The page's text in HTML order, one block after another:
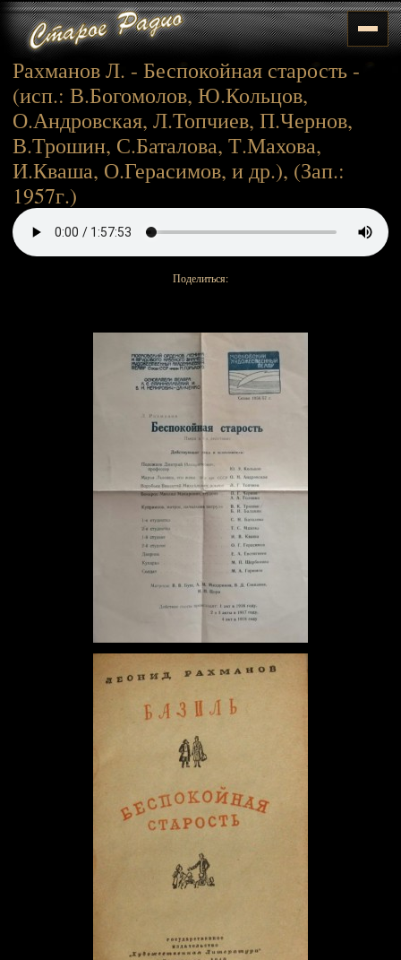
Рахманов Л. - Беспокойная старость -
(исп.: В.Богомолов, Ю.Кольцов,
О.Андровская, Л.Топчиев, П.Чернов,
В.Трошин, С.Баталова, Т.Махова,
И.Кваша, О.Герасимов, и др.), (Зап.:
1957г.)
Поделиться: